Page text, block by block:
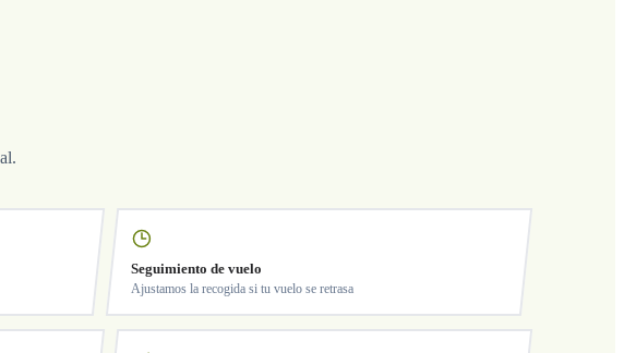
Seguimiento de vuelo
Ajustamos la recogida si tu vuelo se retrasa